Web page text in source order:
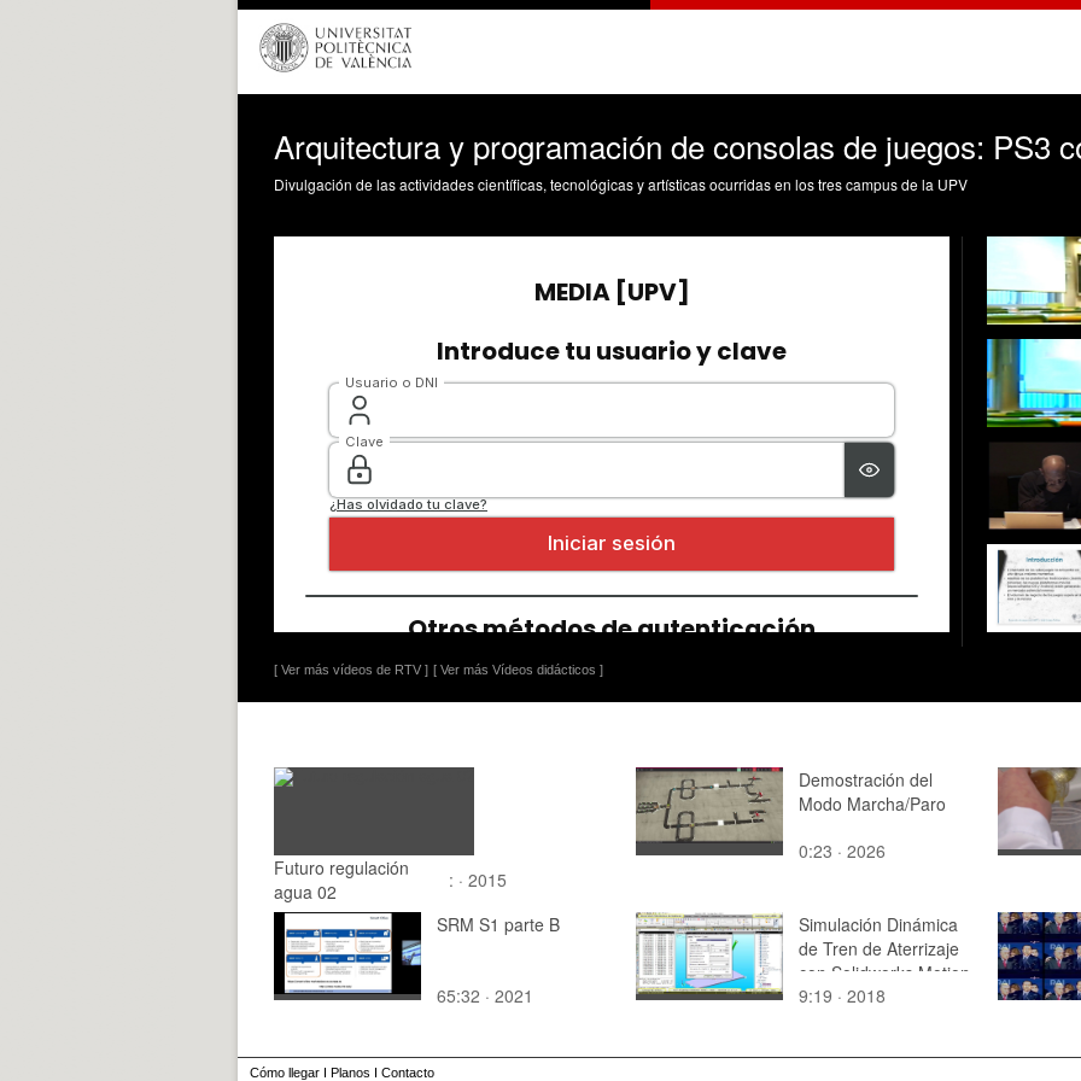
Arquitectura y programación de consolas de juegos: PS3
Divulgación de las actividades científicas, tecnológicas y artísticas ocurridas en los tres campus de la UPV
[ Ver más vídeos de RTV ] [ Ver más Vídeos didácticos ]
Futuro regulación
agua 02
: · 2015
Demostración del
Modo Marcha/Paro
0:23 · 2026
SRM S1 parte B
65:32 · 2021
Simulación Dinámica
de Tren de Aterrizaje
con Solidworks Motion
v2017 - 12 de 12
9:19 · 2018
Cómo llegar I Planos I Contacto